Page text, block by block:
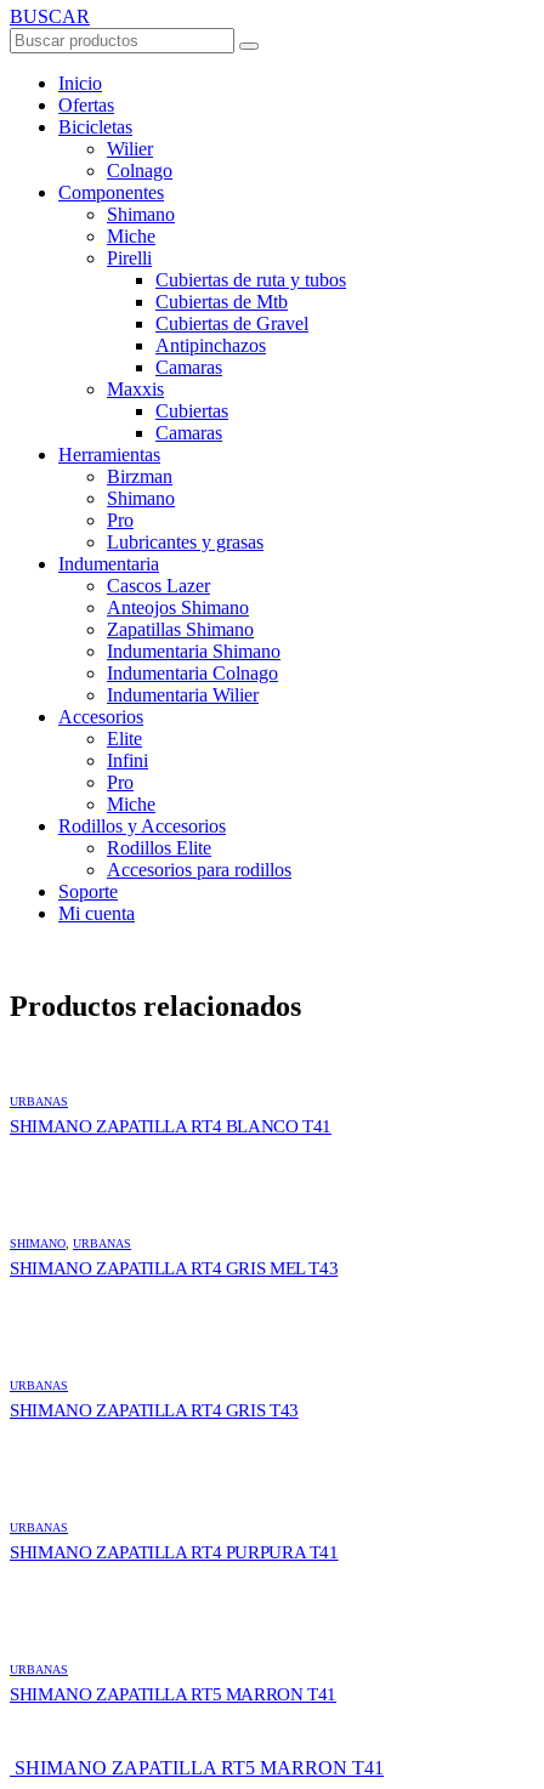
BUSCAR
Inicio
Ofertas
Bicicletas
Wilier
Colnago
Componentes
Shimano
Miche
Pirelli
Cubiertas de ruta y tubos
Cubiertas de Mtb
Cubiertas de Gravel
Antipinchazos
Camaras
Maxxis
Cubiertas
Camaras
Herramientas
Birzman
Shimano
Pro
Lubricantes y grasas
Indumentaria
Cascos Lazer
Anteojos Shimano
Zapatillas Shimano
Indumentaria Shimano
Indumentaria Colnago
Indumentaria Wilier
Accesorios
Elite
Infini
Pro
Miche
Rodillos y Accesorios
Rodillos Elite
Accesorios para rodillos
Soporte
Mi cuenta
Productos relacionados
URBANAS
SHIMANO ZAPATILLA RT4 BLANCO T41
SHIMANO URBANAS
SHIMANO ZAPATILLA RT4 GRIS MEL T43
URBANAS
SHIMANO ZAPATILLA RT4 GRIS T43
URBANAS
SHIMANO ZAPATILLA RT4 PURPURA T41
URBANAS
SHIMANO ZAPATILLA RT5 MARRON T41
SHIMANO ZAPATILLA RT5 MARRON T41